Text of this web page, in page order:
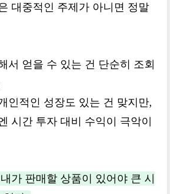
대중적인 주제가 아니면 정말
서 얻을 수 있는 건 단순히 조회
인적인 성장도 있는 건 맞지만,
시간 투자 대비 수익이 극악이
가 판매할 상품이 있어야 큰 시